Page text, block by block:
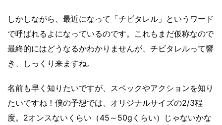
しかしながら、最近になって「チビタレル」というワード
で呼ばれるよになっているのです。これもまだ仮称なので
最終的にはどうなるかわかりませんが、チビタレルって響
き、しっくり来ますね。
名前も早く知りたいですが、スペックやアクションを知り
たいですね！僕の予想では、オリジナルサイズの2/3程
度。2オンスないくらい（45～50gくらい）じゃないかな